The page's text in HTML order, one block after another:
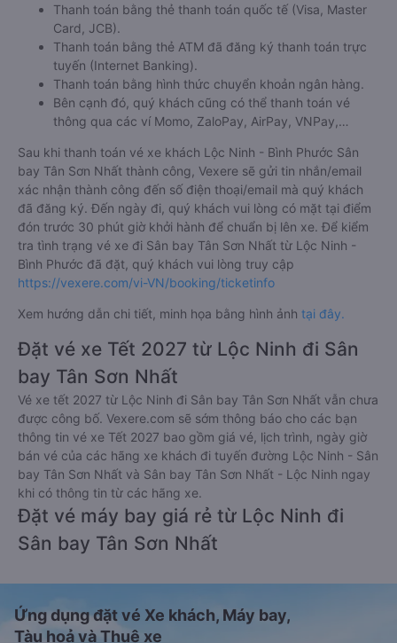
Thanh toán bằng thẻ thanh toán quốc tế (Visa, Master
Card, JCB).
Thanh toán bằng thẻ ATM đã đăng ký thanh toán trực
tuyến (Internet Banking).
Thanh toán bằng hình thức chuyển khoản ngân hàng.
Bên cạnh đó, quý khách cũng có thể thanh toán vé
thông qua các ví Momo, ZaloPay, AirPay, VNPay,…
Sau khi thanh toán vé xe khách Lộc Ninh - Bình Phước Sân
bay Tân Sơn Nhất thành công, Vexere sẽ gửi tin nhắn/email
xác nhận thành công đến số điện thoại/email mà quý khách
đã đăng ký. Đến ngày đi, quý khách vui lòng có mặt tại điểm
đón trước 30 phút giờ khởi hành để chuẩn bị lên xe. Để kiểm
tra tình trạng vé xe đi Sân bay Tân Sơn Nhất từ Lộc Ninh -
Bình Phước đã đặt, quý khách vui lòng truy cập
https://vexere.com/vi-VN/booking/ticketinfo
Xem hướng dẫn chi tiết, minh họa bằng hình ảnh tại đây.
Đặt vé xe Tết 2027 từ Lộc Ninh đi Sân
bay Tân Sơn Nhất
Vé xe tết 2027 từ Lộc Ninh đi Sân bay Tân Sơn Nhất vẫn chưa
được công bố. Vexere.com sẽ sớm thông báo cho các bạn
thông tin vé xe Tết 2027 bao gồm giá vé, lịch trình, ngày giờ
bán vé của các hãng xe khách đi tuyến đường Lộc Ninh - Sân
bay Tân Sơn Nhất và Sân bay Tân Sơn Nhất - Lộc Ninh ngay
khi có thông tin từ các hãng xe.
Đặt vé máy bay giá rẻ từ Lộc Ninh đi
Sân bay Tân Sơn Nhất
Ứng dụng đặt vé Xe khách, Máy bay,
Tàu hoả và Thuê xe